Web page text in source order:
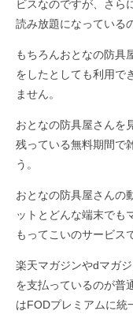
ビスなのですが、さら
読み放題になっている
もちろんおとなの防具
をしたとしても利用で
ません。
おとなの防具屋さんを
残っている無料期間で
う。
おとなの防具屋さんの
ットとどんな端末でも
もってこいのサービス
楽天マガジンやdマガ
を支払っているのが普
はFODプレミアムに統